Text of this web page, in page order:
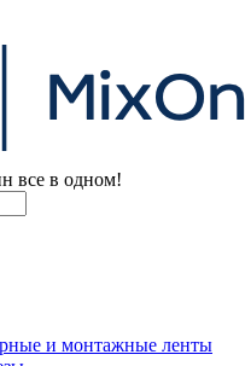
все в одном!
и монтажные ленты